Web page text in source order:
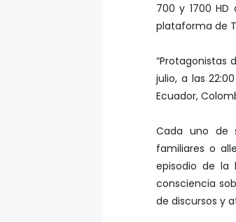
700 y 1700
plataforma de
“Protagonistas
julio, a las
Ecuador,
Cada uno de
familiares o
episodio de la
consciencia
de discursos y